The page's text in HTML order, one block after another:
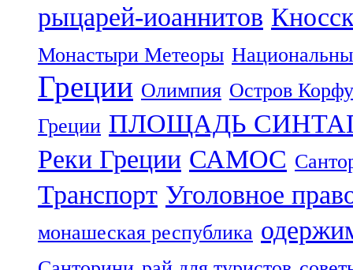
рыцарей-иоаннитов
Монастыри Метеоры
Греции Олимпия Остров Корфу
Греции ПЛОЩАДЬ
Реки Греции САМОС
Транспорт Уголовное
монашеская республика